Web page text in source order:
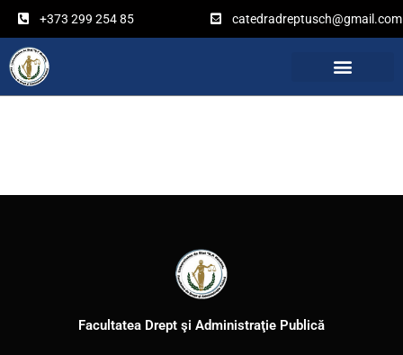
содержимому
+373 299 254 85 catedradreptusch@gmail.com
Facultatea Drept şi Administraţie Publică